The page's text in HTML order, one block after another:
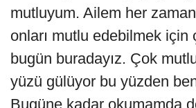
mutluyum. Ailem her zaman
onları mutlu edebilmek için
bugün buradayız. Çok
yüzü gülüyor bu yüzden
Bugüne kadar okumamda